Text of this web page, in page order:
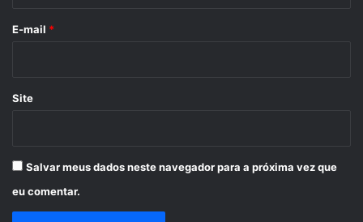
*
E-mail *
Site
Salvar meus dados neste navegador para a próxima vez que
eu comentar.